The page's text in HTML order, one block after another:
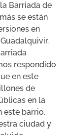
Barriada de
se están
en
respondido
en este
de
en la
este barrio,
ciudad y